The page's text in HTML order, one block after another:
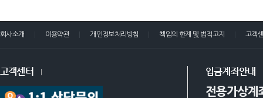
회사소개 이용약관 개인정보처리방침 책임의 한계 및 법적고지 고객
고객센터 입금계좌안내
전용가상계